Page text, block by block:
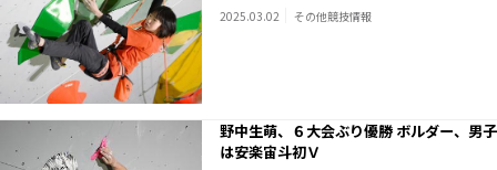
2025.03.02 その他競技情報
野中生萌、６大会ぶり優勝 ボルダー、男子
は安楽宙斗初Ｖ